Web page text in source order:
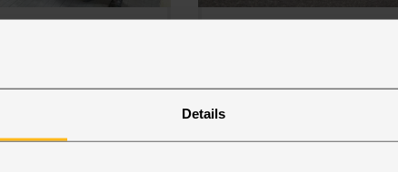
Details
i
lokale
ansættelser